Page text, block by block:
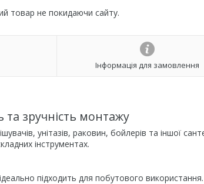
товар не покидаючи сайту.
Інформація для замовлення
зручність монтажу
унітазів, раковин, бойлерів та іншої
інструментах.
підходить для побутового використання.